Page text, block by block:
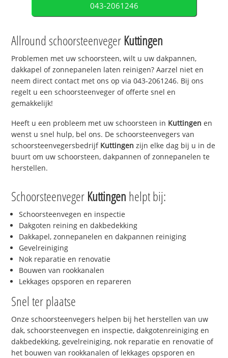
043-2061246
Allround schoorsteenveger Kuttingen
Problemen met uw schoorsteen, wilt u uw dakpannen,
dakkapel of zonnepanelen laten reinigen? Aarzel niet en
neem direct contact met ons op via 043-2061246. Bij ons
regelt u een schoorsteenveger of offerte snel en
gemakkelijk!
Heeft u een probleem met uw schoorsteen in Kuttingen en
wenst u snel hulp, bel ons. De schoorsteenvegers van
schoorsteenvegersbedrijf Kuttingen zijn elke dag bij u in de
buurt om uw schoorsteen, dakpannen of zonnepanelen te
herstellen.
Schoorsteenveger Kuttingen helpt bij:
Schoorsteenvegen en inspectie
Dakgoten reining en dakbedekking
Dakkapel, zonnepanelen en dakpannen reiniging
Gevelreiniging
Nok reparatie en renovatie
Bouwen van rookkanalen
Lekkages opsporen en repareren
Snel ter plaatse
Onze schoorsteenvegers helpen bij het herstellen van uw
dak, schoorsteenvegen en inspectie, dakgotenreiniging en
dakbedekking, gevelreiniging, nok reparatie en renovatie of
het bouwen van rookkanalen of lekkages opsporen en